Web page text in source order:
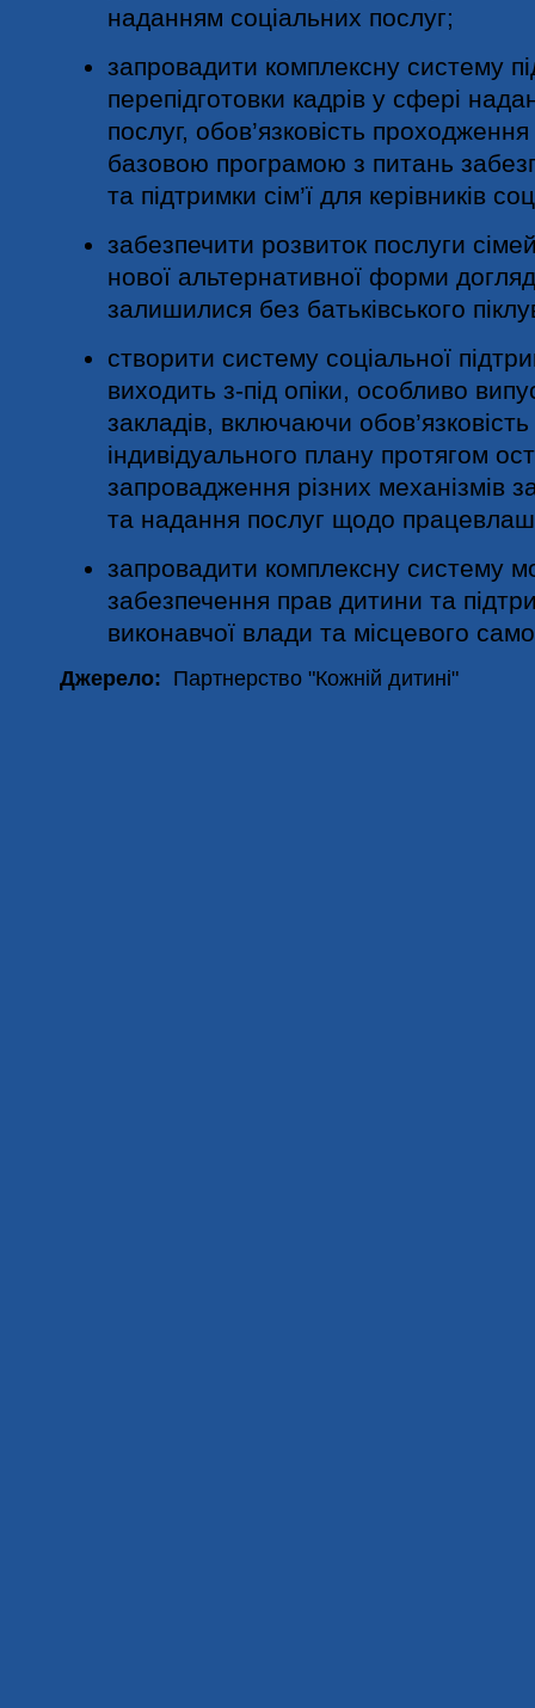
наданням соціальних послуг;
запровадити комплексну систему
перепідготовки кадрів у сфері
послуг, обов’язковість
базовою програмою з питань
та підтримки сім’ї для керівників
забезпечити розвиток послуги
нової альтернативної форми
залишилися без батьківського
створити систему соціальної
виходить з-під опіки, особливо
закладів, включаючи обов’язковість
індивідуального плану протягом
запровадження різних механізмів
та надання послуг щодо
запровадити комплексну систему
забезпечення прав дитини та
виконавчої влади та місцевого
Джерело: Партнерство "Кожній дитині"